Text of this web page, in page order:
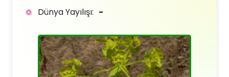
Dünya Yayılışı: -